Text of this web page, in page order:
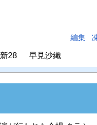
編集
28 早見沙織